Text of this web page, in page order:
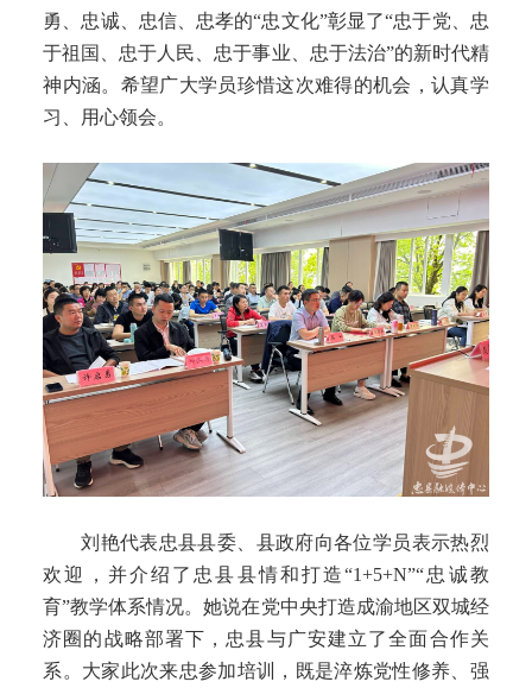
勇、忠诚、忠信、忠孝的“忠文化”彰显了“忠于党、忠
于祖国、忠于人民、忠于事业、忠于法治”的新时代精
神内涵。希望广大学员珍惜这次难得的机会，认真学
习、用心领会。
刘艳代表忠县县委、县政府向各位学员表示热烈
欢迎，并介绍了忠县县情和打造“1+5+N”“忠诚教
育”教学体系情况。她说在党中央打造成渝地区双城经
济圈的战略部署下，忠县与广安建立了全面合作关
系。大家此次来忠参加培训，既是淬炼党性修养、强